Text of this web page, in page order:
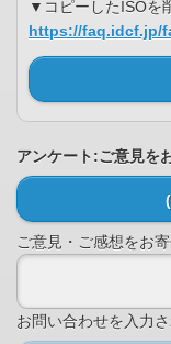
▼コピーしたISOを
https://faq.idcf.jp/
アンケート:ご意見を
ご意見・ご感想をお
お問い合わせを入力